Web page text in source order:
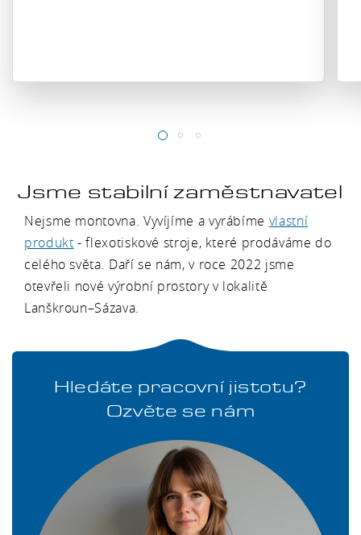
Jsme stabilní zaměstnavatel
Nejsme montovna. Vyvíjíme a vyrábíme vlastní
produkt - flexotiskové stroje, které prodáváme do
celého světa. Daří se nám, v roce 2022 jsme
otevřeli nové výrobní prostory v lokalitě
Lanškroun–Sázava.
Hledáte pracovní jistotu?
Ozvěte se nám